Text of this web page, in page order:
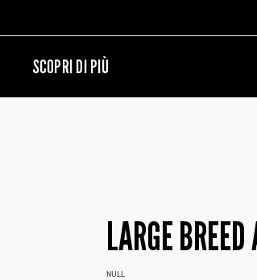
SCOPRI DI PIÙ
LARGE
NULL